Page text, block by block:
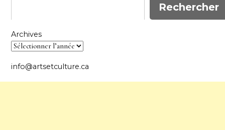
Rechercher
Archives
info@artsetculture.ca